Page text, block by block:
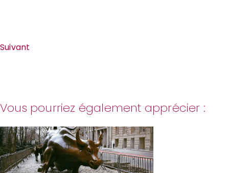
Suivant
Vous pourriez également apprécier :